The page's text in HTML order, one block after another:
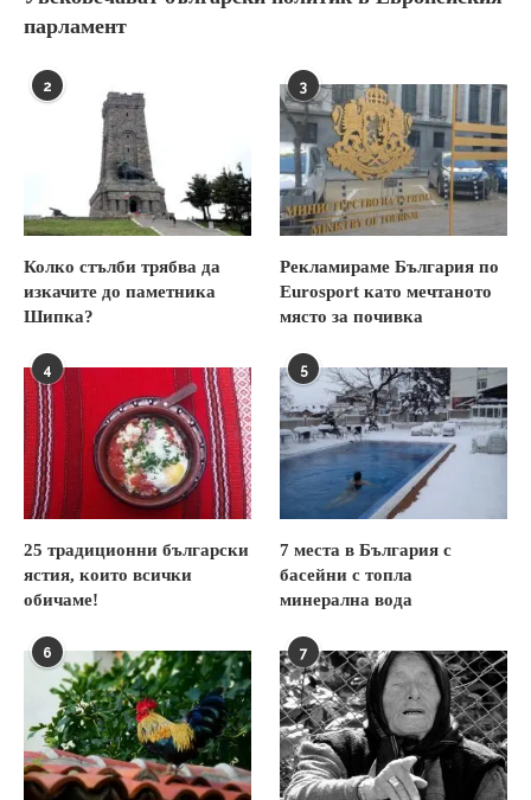
парламент
2
Колко стълби трябва да
изкачите до паметника
Шипка?
3
Рекламираме България по
Eurosport като мечтаното
място за почивка
4
25 традиционни български
ястия, които всички
обичаме!
5
7 места в България с
басейни с топла
минерална вода
6 7